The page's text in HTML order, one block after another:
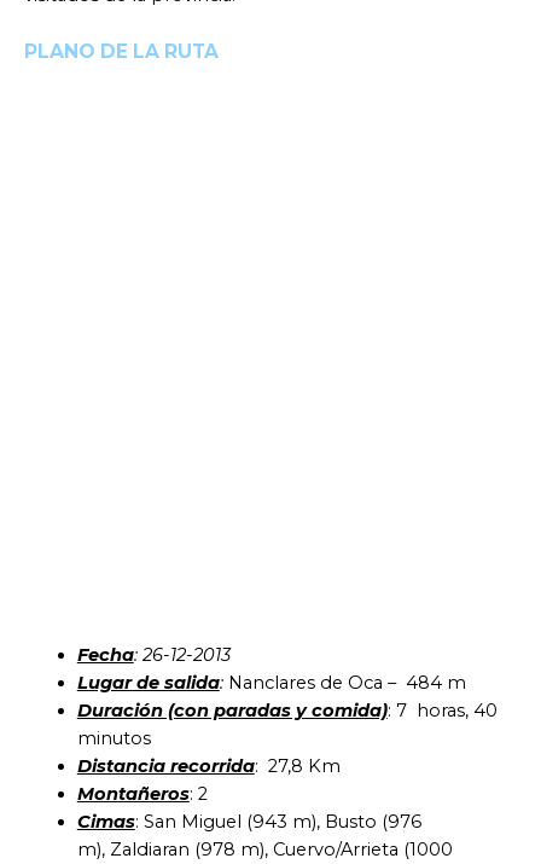
PLANO DE LA RUTA
Fecha: 26-12-2013
Lugar de salida:Nanclares de Oca – 484 m
Duración (con paradas y comida): 7 horas, 40
minutos
Distancia recorrida: 27,8 Km
Montañeros: 2
Cimas: San Miguel (943 m), Busto (976
m), Zaldiaran (978 m), Cuervo/Arrieta (1000